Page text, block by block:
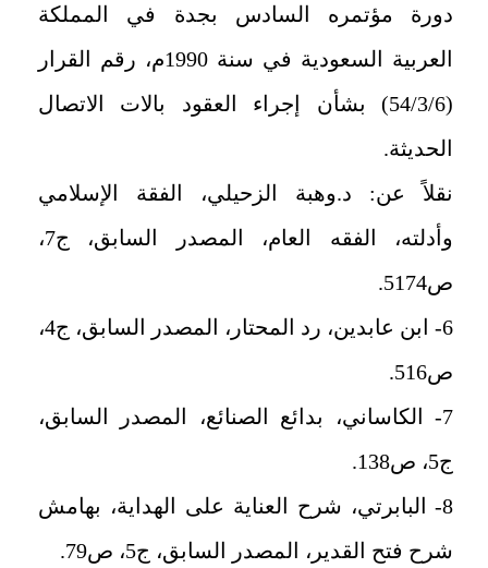
دورة مؤتمره السادس بجدة في المملكة
العربية السعودية في سنة 1990م، رقم القرار
(54/3/6) بشأن إجراء العقود بالات الاتصال
الحديثة.
نقلاً عن: د.وهبة الزحيلي، الفقة الإسلامي
وأدلته، الفقه العام، المصدر السابق، ج7،
ص5174.
6- ابن عابدين، رد المحتار، المصدر السابق، ج4،
ص516.
7- الكاساني، بدائع الصنائع، المصدر السابق،
ج5، ص138.
8- البابرتي، شرح العناية على الهداية، بهامش
شرح فتح القدير، المصدر السابق، ج5، ص79.